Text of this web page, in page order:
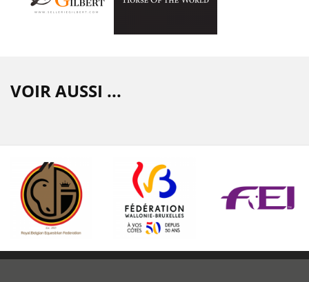
VOIR AUSSI ...